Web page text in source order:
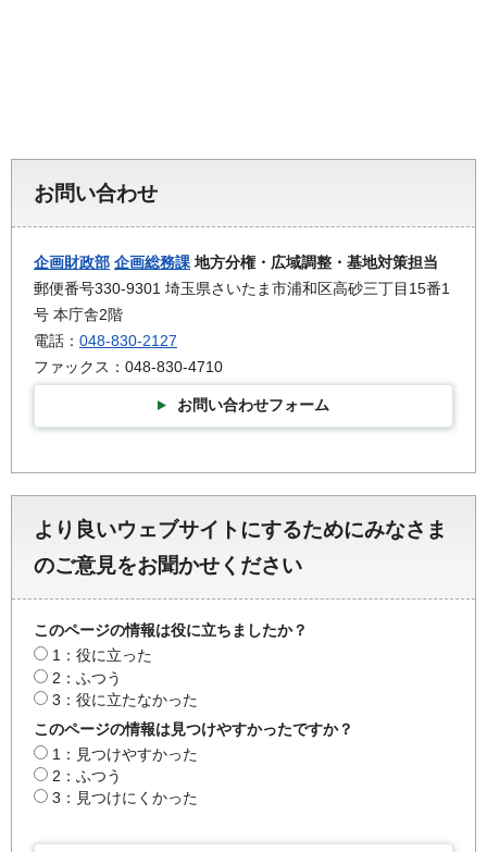
お問い合わせ
企画財政部 企画総務課 地方分権・広域調整・基地対策担当
郵便番号330-9301 埼玉県さいたま市浦和区高砂三丁目15番1
号 本庁舎2階
電話： 048-830-2127
ファックス：048-830-4710
お問い合わせフォーム
より良いウェブサイトにするためにみなさま
のご意見をお聞かせください
このページの情報は役に立ちましたか？
1：役に立った
2：ふつう
3：役に立たなかった
このページの情報は見つけやすかったですか？
1：見つけやすかった
2：ふつう
3：見つけにくかった